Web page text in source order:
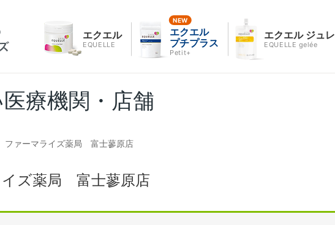
エクエル
EQUELLE
エクエル
プチプラス
Petit+
エクエル ジュレ
EQUELLE gelée
療機関・店舗
ファーマライズ薬局 富士蓼原店
イズ薬局 富士蓼原店